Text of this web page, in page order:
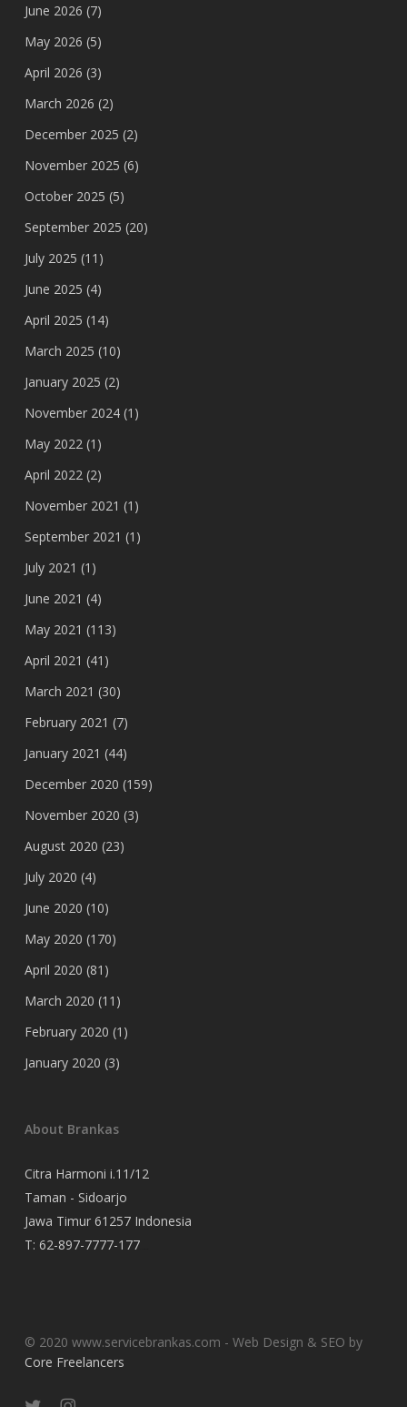
June 2026 (7)
May 2026 (5)
April 2026 (3)
March 2026 (2)
December 2025 (2)
November 2025 (6)
October 2025 (5)
September 2025 (20)
July 2025 (11)
June 2025 (4)
April 2025 (14)
March 2025 (10)
January 2025 (2)
November 2024(1)
May 2022(1)
April 2022(2)
November 2021 (1)
September 2021 (1)
July 2021 (1)
June 2021 (4)
May 2021 (113)
April 2021 (41)
March 2021 (30)
February 2021 (7)
January 2021 (44)
December 2020 (159)
November 2020 (3)
August 2020 (23)
July 2020 (4)
June 2020 (10)
May 2020 (170)
April 2020 (81)
March 2020 (11)
February 2020 (1)
January 2020 (3)
About Brankas
Citra Harmoni i.11/12
Taman - Sidoarjo
Jawa Timur 61257 Indonesia
T: 62-897-7777-177
© 2020 www.servicebrankas.com - Web Design & SEO by
Core Freelancers